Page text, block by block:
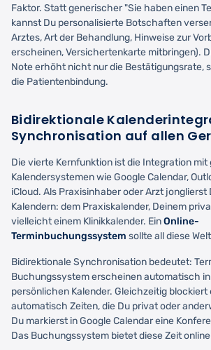
Faktor. Statt generischer "Sie haben einen
kannst Du personalisierte Botschaften
Arztes, Art der Behandlung, Hinweise zur
erscheinen, Versichertenkarte mitbringen).
Note erhöht nicht nur die Bestätigungsrate,
die Patientenbindung.
Bidirektionale
Synchronisation auf allen
Die vierte Kernfunktion ist die Integration mit
Kalendersystemen wie Google Calendar,
iCloud. Als Praxisinhaber oder Arzt
Kalendern: dem Praxiskalender, Deinem
vielleicht einem Klinikkalender. EinOnline-
Terminbuchungssystem sollte all diese
Bidirektionale Synchronisation bedeutet:
Buchungssystem erscheinen automatisch
persönlichen Kalender. Gleichzeitig blockiert
automatisch Zeiten, die Du privat oder
Du markierst in Google Calendar eine
Das Buchungssystem bietet diese Zeit